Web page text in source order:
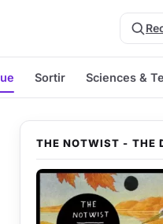
Sortir Sciences &
THE NOTWIST - THE